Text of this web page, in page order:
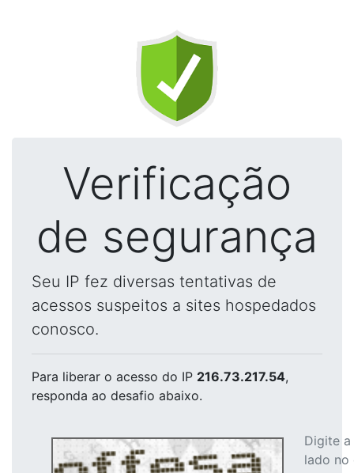
Verificação
de segurança
Seu IP fez diversas tentativas de
acessos suspeitos a sites hospedados
conosco.
Para liberar o acesso do IP 216.73.217.54,
responda ao desafio abaixo.
Digite
lado no